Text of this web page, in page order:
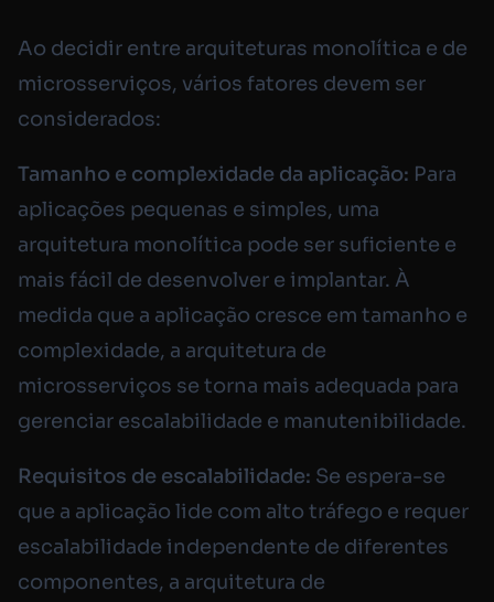
Ao decidir entre arquiteturas monolítica e de
microsserviços, vários fatores devem ser
considerados:
Tamanho e complexidade da aplicação: Para
aplicações pequenas e simples, uma
arquitetura monolítica pode ser suficiente e
mais fácil de desenvolver e implantar. À
medida que a aplicação cresce em tamanho e
complexidade, a arquitetura de
microsserviços se torna mais adequada para
gerenciar escalabilidade e manutenibilidade.
Requisitos de escalabilidade: Se espera-se
que a aplicação lide com alto tráfego e requer
escalabilidade independente de diferentes
componentes, a arquitetura de